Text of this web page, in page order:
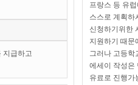
지급하고
프랑스 등 유
스스로 계획하
신청하기위한
지원하기 때문
그러나 고등학
에세이 작성은
유료로 진행가